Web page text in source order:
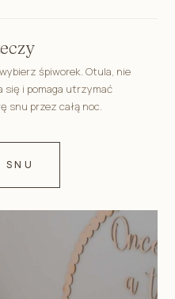
śpiworek. Otula, nie
się i pomaga utrzymać
snu przez całą noc.
SNU